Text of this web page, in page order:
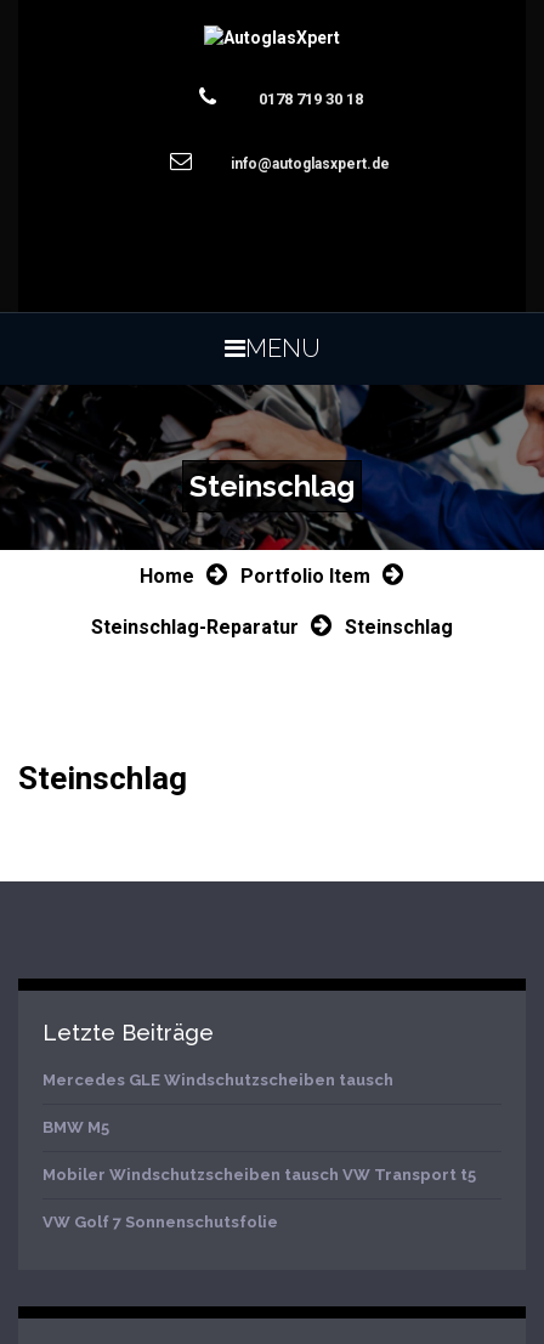
0178 719 30 18
info@autoglasxpert.de
MENU
Steinschlag
Home Portfolio Item
Steinschlag-Reparatur Steinschlag
Steinschlag
Letzte Beiträge
Mercedes GLE Windschutzscheiben tausch
BMW M5
Mobiler Windschutzscheiben tausch VW Transport t5
VW Golf 7 Sonnenschutsfolie